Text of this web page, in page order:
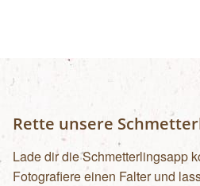
Rette unsere
Lade dir die Schmetterlingsapp
Fotografiere einen Falter und